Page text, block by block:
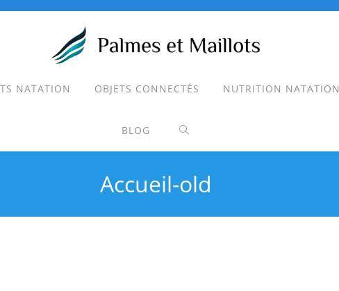
NATATION OBJETS CONNECTÉS NUTRITION NATATION
BLOG TOGGLE
Accueil-old